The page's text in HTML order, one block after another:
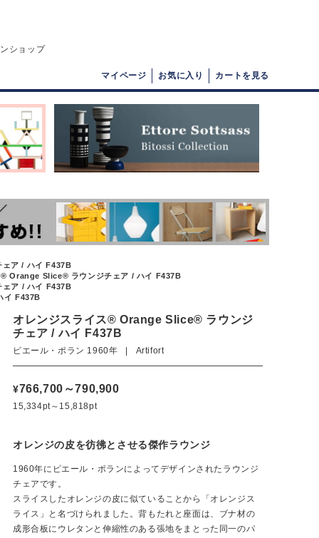
ショップ
マイページ お気に入り カートを見る
ア / ハイ F437B
® Orange Slice® ラウンジチェア / ハイ F437B
ア / ハイ F437B
イ F437B
オレンジスライス® Orange Slice® ラウンジ
チェア / ハイ F437B
ピエール・ポラン 1960年 | Artifort
¥766,700～790,900
15,334pt～15,818pt
オレンジの皮を彷彿とさせる傑作ラウンジ
1960年にピエール・ポランによってデザインされたラウンジ
チェアです。
スライスしたオレンジの皮に似ていることから「オレンジス
ライス」と名づけられました。背もたれと座面は、ブナ材の
成形合板にウレタンと伸縮性のある張地をまとった同一のパ